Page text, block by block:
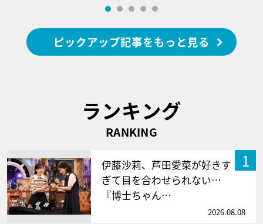
ピックアップ記事をもっと見る
ランキング
RANKING
1
伊藤沙莉、芦田愛菜が好きす
ぎて目を合わせられない…
『博士ちゃん…
2026.08.08